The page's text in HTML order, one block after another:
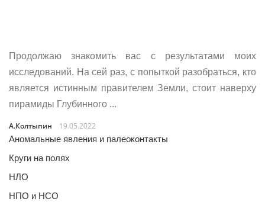
Продолжаю знакомить вас с результатами моих
исследований. На сей раз, с попыткой разобраться, кто
является истинным правителем Земли, стоит наверху
пирамиды Глубинного ...
А.Колтыпин
19.05.2022
Аномальные явления и палеоконтакты
Круги на полях
НЛО
НПО и НСО